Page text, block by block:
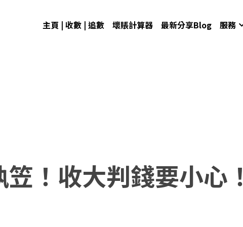
主頁 | 收數 | 追數 壞賬計算器 最新分享Blog 服務
！收大判錢要小心！